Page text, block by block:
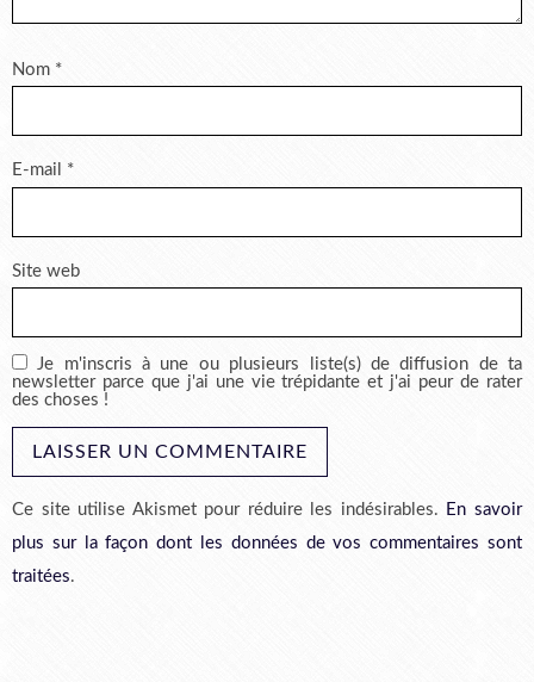
Nom *
E-mail *
Site web
Je m'inscris à une ou plusieurs liste(s) de diffusion de ta
newsletter parce que j'ai une vie trépidante et j'ai peur de rater
des choses !
Ce site utilise Akismet pour réduire les indésirables. En savoir
plus sur la façon dont les données de vos commentaires sont
traitées.